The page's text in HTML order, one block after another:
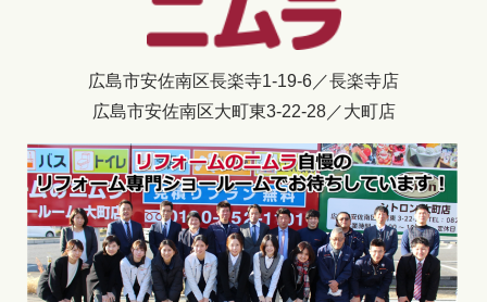
広島市安佐南区長楽寺1-19-6／長楽寺店
広島市安佐南区大町東3-22-28／大町店